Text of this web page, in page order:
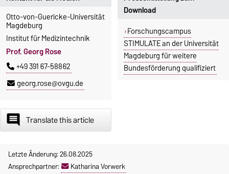
Otto-von-Guericke-Universität
Magdeburg
Institut für Medizintechnik
Prof. Georg Rose
+49 391 67-58862
georg.rose@ovgu.de
Download
Forschungscampus
STIMULATE an der Universität
Magdeburg für weitere
Bundesförderung qualifiziert
insert_comment Translate this article
Letzte Änderung: 26.08.2025
Ansprechpartner:
Katharina Vorwerk